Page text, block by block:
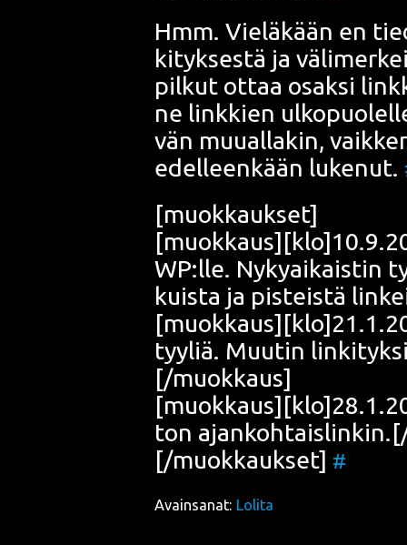
Hmm. Vie­lä­kään en
ki­tyk­ses­tä ja
pil­kut ottaa osak­si
ne link­kien
vän muu­al­la­kin,
edel­leen­kään luke­nut.
[muok­kauk­set]
WP:lle. Nyky­ai­kais­tin
kuis­ta ja pis­teis­tä
tyy­liä. Muu­tin
[/muokkaus]
ton
[/muokkaukset] #
Avainsanat: Lolita